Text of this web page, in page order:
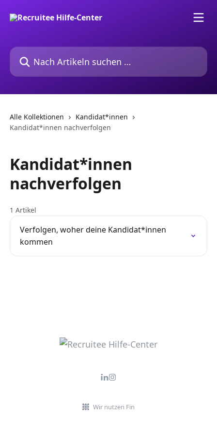
Nach Artikeln suchen …
Alle Kollektionen
Kandidat*innen
Kandidat*innen nachverfolgen
Kandidat*innen
nachverfolgen
1 Artikel
Verfolgen, woher deine Kandidat*innen
kommen
Wir nutzen Fin